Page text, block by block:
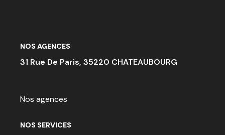
NOS AGENCES
31 Rue De Paris, 35220 CHATEAUBOURG
Nos agences
NOS SERVICES